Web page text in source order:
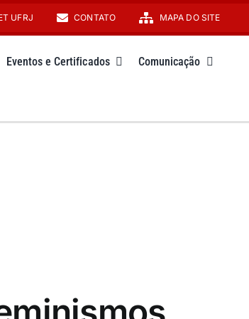
UFRJ CONTATO MAPA DO SITE
Eventos e Certificados Comunicação